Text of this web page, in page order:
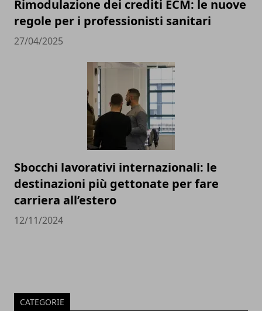
Rimodulazione dei crediti ECM: le nuove
regole per i professionisti sanitari
27/04/2025
Sbocchi lavorativi internazionali: le
destinazioni più gettonate per fare
carriera all’estero
12/11/2024
CATEGORIE